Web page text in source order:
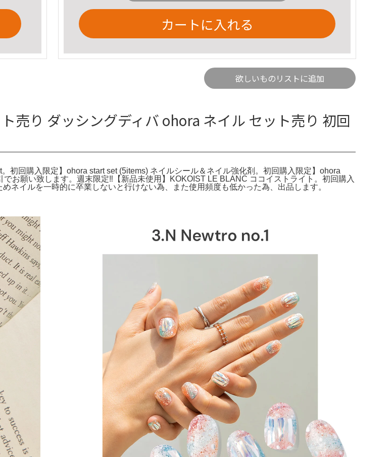
カートに入れる
欲しいものリストに追加
り ダッシングディバ ohora ネイル セット売り 初回
初回購入限定】ohora start set (5items) ネイルシール＆ネイル強化剤。初回購入限定】ohora
お願い致します。週末限定‼️【新品未使用】KOKOIST LE BLANC ココイストライト。初回購入
ネイルを一時的に卒業しないと行けない為、また使用頻度も低かった為、出品します。